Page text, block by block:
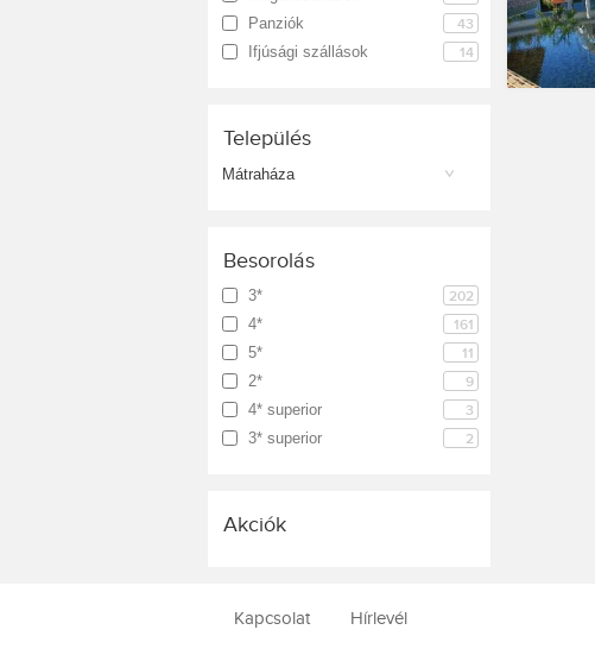
Panziók
43
Ifjúsági szállások
14
Település
Mátraháza
Besorolás
3*
202
4*
161
5*
11
2*
9
4* superior
3
3* superior
2
Akciók
Kapcsolat Hírlevél